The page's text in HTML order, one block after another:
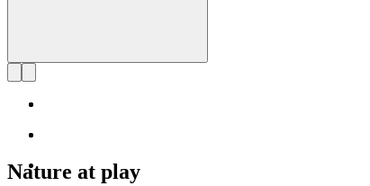
Nature at play